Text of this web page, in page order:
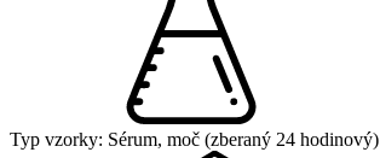
Typ vzorky: Sérum, moč (zberaný 24 hodinový)